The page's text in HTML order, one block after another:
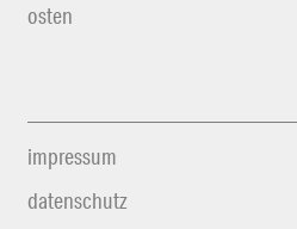
osten
impressum
datenschutz